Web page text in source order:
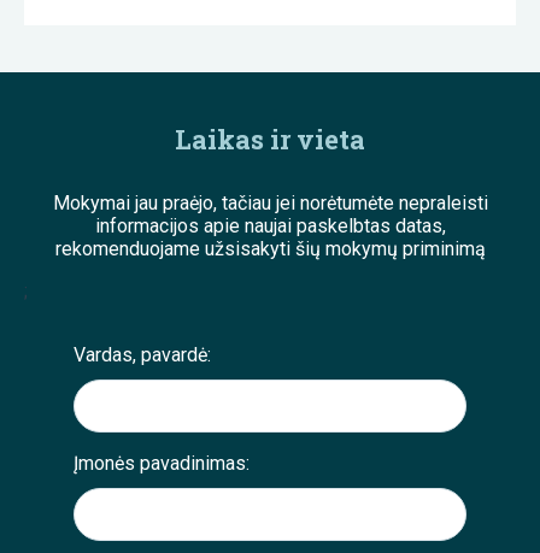
Laikas ir vieta
Mokymai jau praėjo, tačiau jei norėtumėte nepraleisti
informacijos apie naujai paskelbtas datas,
rekomenduojame užsisakyti šių mokymų priminimą
;
Vardas, pavardė:
Įmonės pavadinimas: